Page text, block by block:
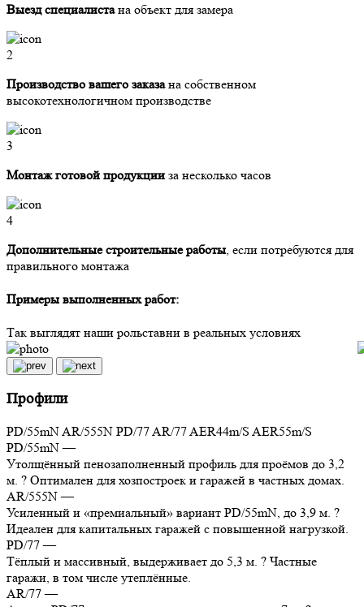
Выезд специалистана объект для замера
2
Производство вашего заказана собственном
высокотехнологичном производстве
3
Монтаж готовой продукции за несколько часов
4
Дополнительные строительные работы, если потребуются для
правильного монтажа
Примеры выполненных работ:
Так выглядят наши рольставни в реальных условиях
Профили
PD/55mNAR/555N PD/77AR/77AER44m/S AER55m/S
PD/55mN —
Утолщённый пенозаполненный профиль для проёмов до 3,2
м. ? Оптимален для хозпостроек и гаражей в частных домах.
AR/555N —
Усиленный и «премиальный» вариант PD/55mN, до 3,9 м. ?
Идеален для капитальных гаражей с повышенной нагрузкой.
PD/77 —
Тёплый и массивный, выдерживает до 5,3 м. ? Частные
гаражи, в том числе утеплённые.
AR/77 —